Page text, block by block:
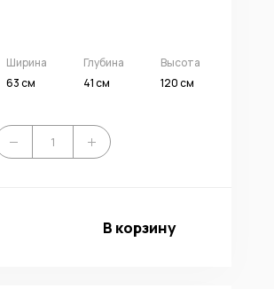
Ширина
63 см
Глубина
41 см
Высота
120 см
В корзину